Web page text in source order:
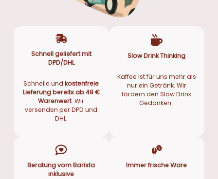
Schnell geliefert mit
DPD/DHL
Schnelle undkostenfreie
Lieferung bereits ab 49 €
Warenwert. Wir
versenden per DPD und
DHL.
Slow Drink Thinking
Kaffee ist für uns mehr als
nur ein Getränk. Wir
fördern den Slow Drink
Gedanken.
Beratung vom Barista
inklusive
Immer frische Ware